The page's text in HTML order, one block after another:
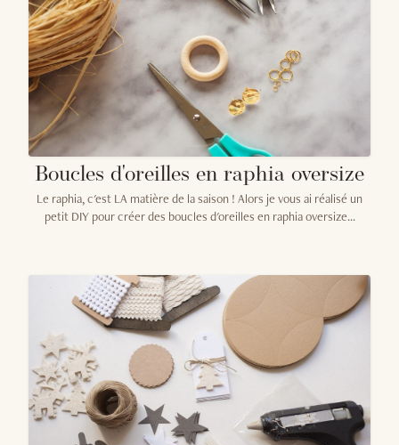
Boucles d'oreilles en raphia oversize
Le raphia, c'est LA matière de la saison ! Alors je vous ai réalisé un
petit DIY pour créer des boucles d'oreilles en raphia oversize...